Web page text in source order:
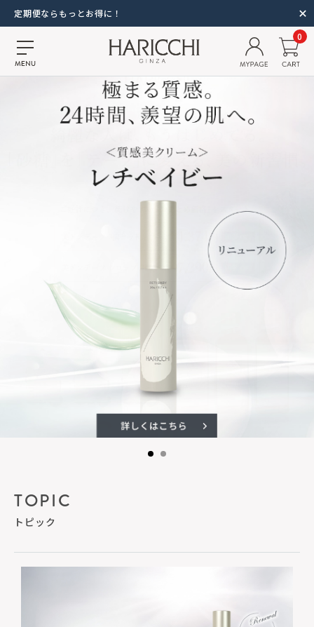
定期便ならもっとお得に！
0
TOPIC
トピック